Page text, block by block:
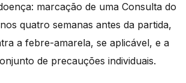
marcação de uma Consulta do
quatro semanas antes da partida,
a febre-amarela, se aplicável, e a
de precauções individuais.